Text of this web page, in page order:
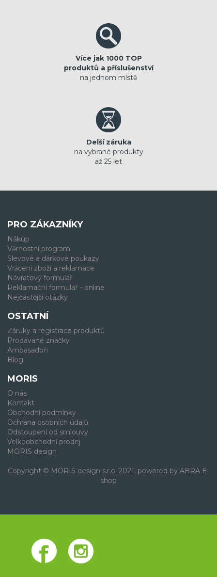
Více jak 1000 TOP
produktů a příslušenství
na jednom místě
Delší záruka
na vybrané produkty
až 25 let
PRO ZÁKAZNÍKY
Nákup
Věrnostní program
Slevové a dárkové poukazy
Vrácení zboží a reklamace
Návratový formulář
Reklamační formulář - online
Nejčastější otázky
OSTATNÍ
Záruky a registrace produktů
Prodávané značky
Ambasadoři
Blog
MORIS
O nás
Kontakt
Obchodní podmínky
Ochrana osobních údajů
Odstoupení od smlouvy
Velkoobchodní prodej
MORIS design
Copyright © MORIS design s.r.o. 2021, powered by ABRA E-
shop